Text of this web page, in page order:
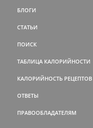
БЛОГИ
СТАТЬИ
ПОИСК
ТАБЛИЦА КАЛОРИЙНОСТИ
КАЛОРИЙНОСТЬ РЕЦЕПТОВ
ОТВЕТЫ
ПРАВООБЛАДАТЕЛЯМ